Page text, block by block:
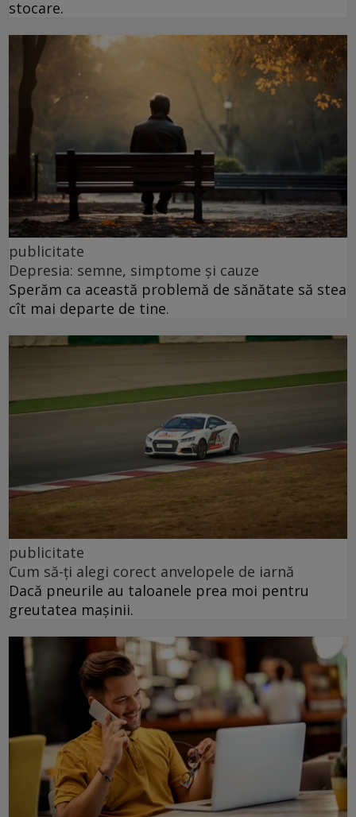
stocare.
publicitate
Depresia: semne, simptome și cauze
Sperăm ca această problemă de sănătate să stea
cît mai departe de tine.
publicitate
Cum să-ți alegi corect anvelopele de iarnă
Dacă pneurile au taloanele prea moi pentru
greutatea mașinii.